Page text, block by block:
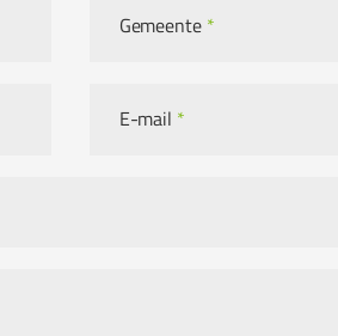
Gemeente *
E-mail *